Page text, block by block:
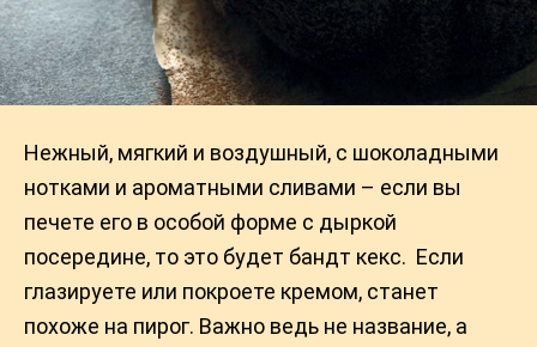
Нежный, мягкий и воздушный, с шоколадными
нотками и ароматными сливами – если вы
печете его в особой форме с дыркой
посередине, то это будет бандт кекс. Если
глазируете или покроете кремом, станет
похоже на пирог. Важно ведь не название, а